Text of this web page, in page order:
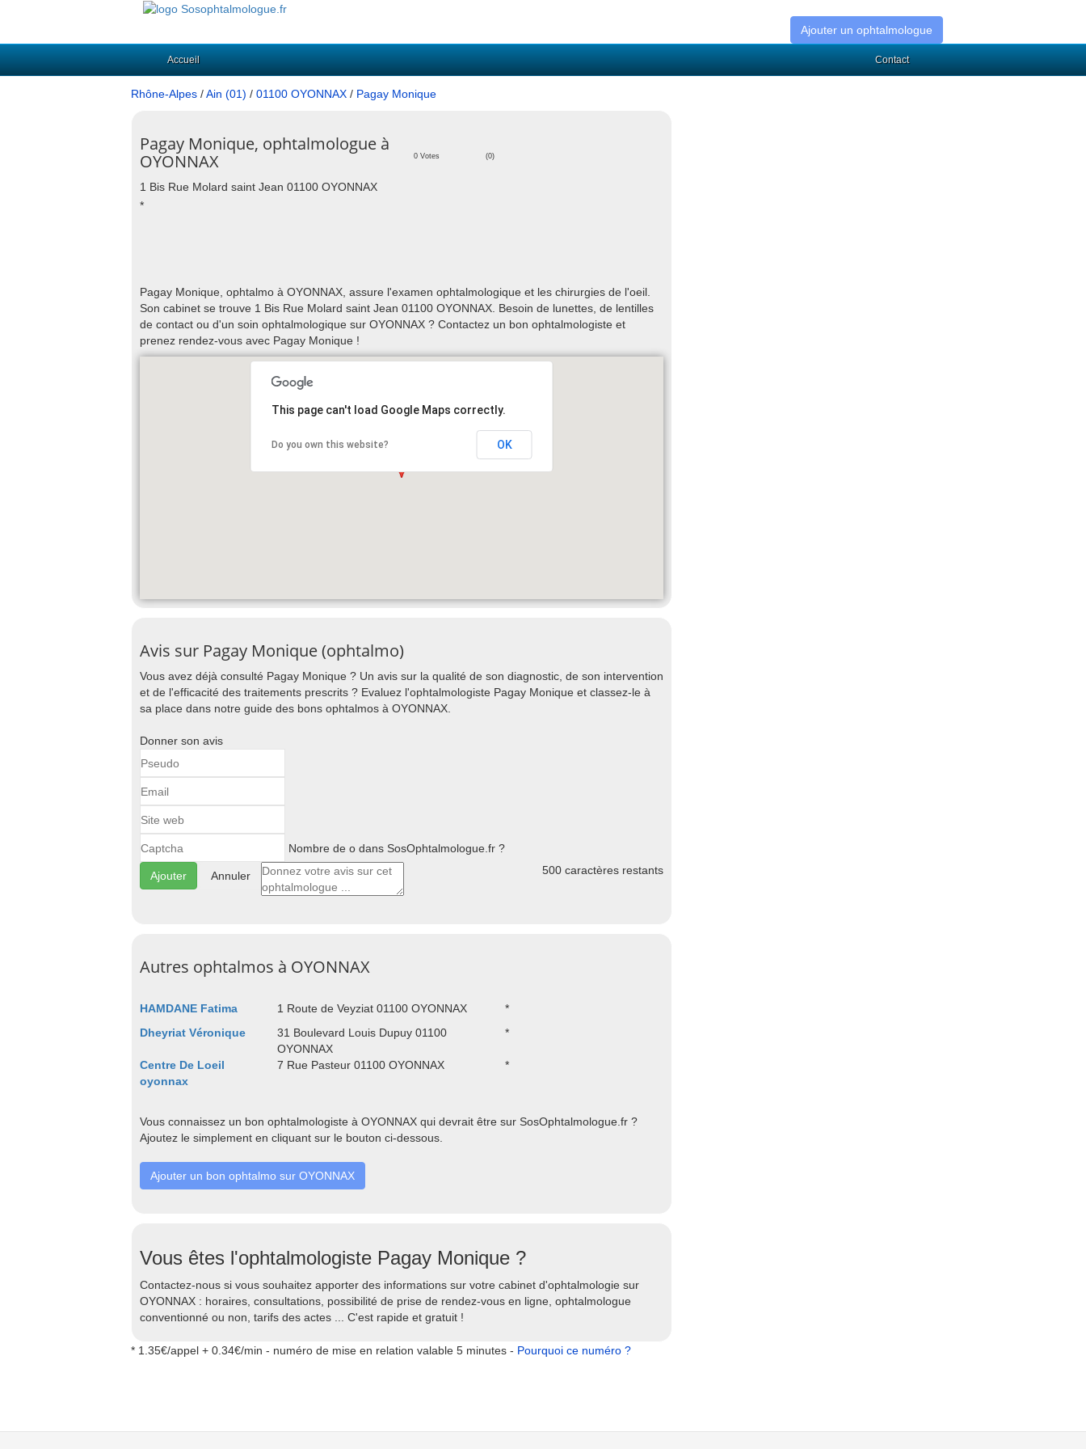
Ajouter un ophtalmologue
Accueil Contact
Rhône-Alpes /Ain (01) / 01100 OYONNAX / Pagay Monique
Pagay Monique, ophtalmologue à
OYONNAX
0 Votes (0)
1 Bis Rue Molard saint Jean 01100 OYONNAX
*
Pagay Monique, ophtalmo à OYONNAX, assure l'examen ophtalmologique et les chirurgies de l'oeil.
Son cabinet se trouve 1 Bis Rue Molard saint Jean 01100 OYONNAX. Besoin de lunettes, de lentilles
de contact ou d'un soin ophtalmologique sur OYONNAX ? Contactez un bon ophtalmologiste et
prenez rendez-vous avec Pagay Monique !
This page can't load Google Maps correctly.
Do you own this website? OK
Avis sur Pagay Monique (ophtalmo)
Vous avez déjà consulté Pagay Monique ? Un avis sur la qualité de son diagnostic, de son intervention
et de l'efficacité des traitements prescrits ? Evaluez l'ophtalmologiste Pagay Monique et classez-le à
sa place dans notre guide des bons ophtalmos à OYONNAX.
Donner son avis
Nombre de o dans SosOphtalmologue.fr ?
Annuler 500 caractères restants
Autres ophtalmos à OYONNAX
HAMDANE Fatima 1 Route de Veyziat 01100 OYONNAX
*
Dheyriat Véronique
31 Boulevard Louis Dupuy 01100
OYONNAX
*
Centre De Loeil
oyonnax
7 Rue Pasteur 01100 OYONNAX *
Vous connaissez un bon ophtalmologiste à OYONNAX qui devrait être sur SosOphtalmologue.fr ?
Ajoutez le simplement en cliquant sur le bouton ci-dessous.
Ajouter un bon ophtalmo sur OYONNAX
Vous êtes l'ophtalmologiste Pagay Monique ?
Contactez-nous si vous souhaitez apporter des informations sur votre cabinet d'ophtalmologie sur
OYONNAX : horaires, consultations, possibilité de prise de rendez-vous en ligne, ophtalmologue
conventionné ou non, tarifs des actes ... C'est rapide et gratuit !
* 1.35€/appel + 0.34€/min - numéro de mise en relation valable 5 minutes - Pourquoi ce numéro ?